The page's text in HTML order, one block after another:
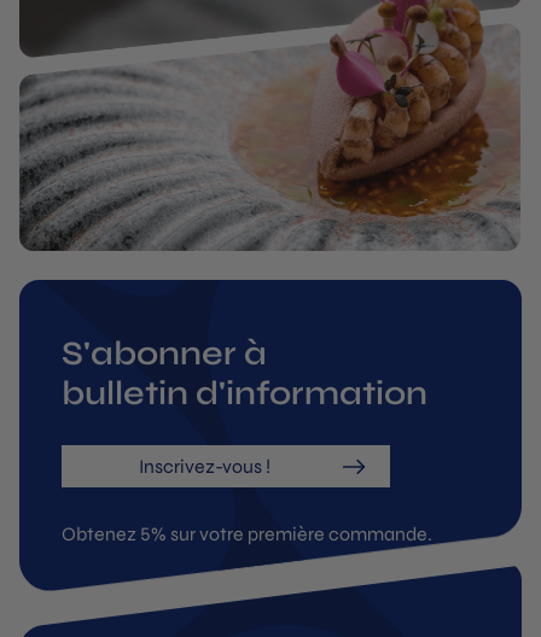
S'abonner à
bulletin d'information
Inscrivez-vous !
Obtenez 5% sur votre première commande.